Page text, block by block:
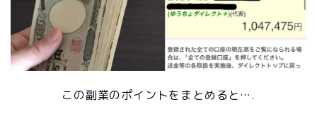
この副業のポイントをまとめると….